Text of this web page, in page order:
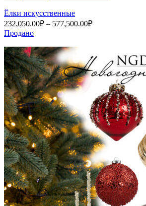
Ёлки искусственные
232,050.00₽ – 577,500.00₽
Продано